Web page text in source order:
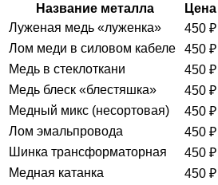
Название металла
Цена
Луженая медь «луженка»
450 ₽
Лом меди в силовом кабеле
450 ₽
Медь в стеклоткани
450 ₽
Медь блеск «блестяшка»
450 ₽
Медный микс (несортовая)
450 ₽
Лом эмальпровода
450 ₽
Шинка трансформаторная
450 ₽
Медная катанка
450 ₽